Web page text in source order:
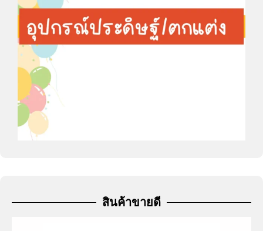
สินค้าขายดี